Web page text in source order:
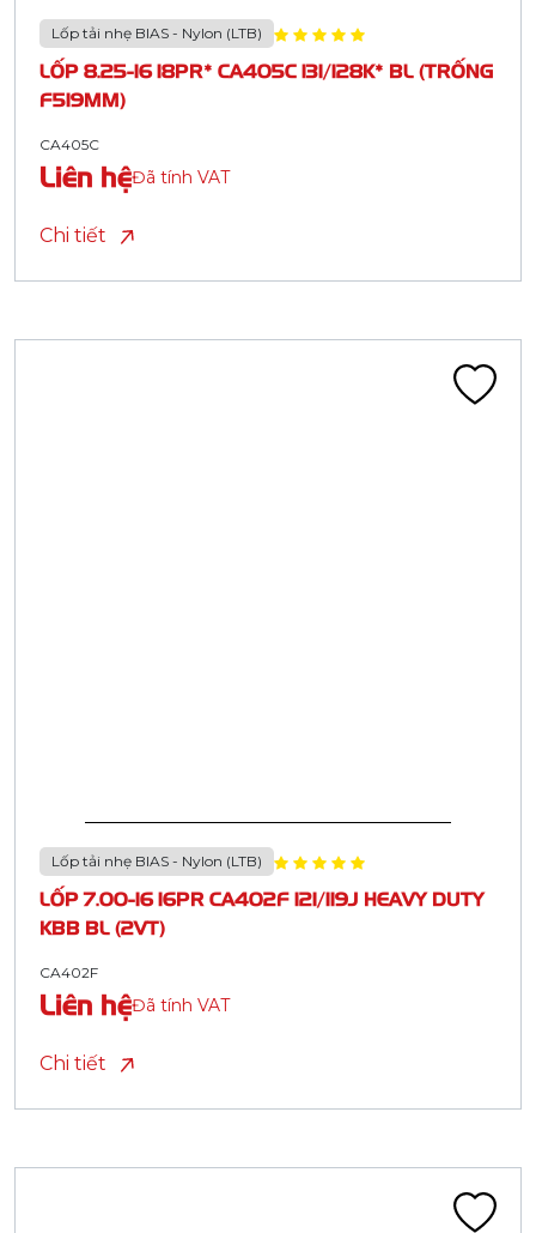
Lốp tải nhẹ BIAS - Nylon (LTB)
LỐP 8.25-16 18PR* CA405C 131/128K* BL (TRỐNG
F519MM)
CA405C
Liên hệĐã tính VAT
Chi tiết
Lốp tải nhẹ BIAS - Nylon (LTB)
LỐP 7.00-16 16PR CA402F 121/119J HEAVY DUTY
KBB BL (2VT)
CA402F
Liên hệĐã tính VAT
Chi tiết